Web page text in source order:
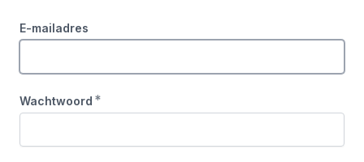
E-mailadres
Wachtwoord *